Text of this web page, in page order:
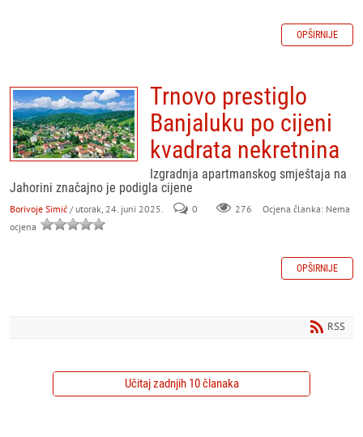
OPŠIRNIJE
Trnovo prestiglo
Banjaluku po cijeni
kvadrata nekretnina
Izgradnja apartmanskog smještaja na
Jahorini značajno je podigla cijene
Borivoje Simić / utorak, 24. juni 2025. 0 276
Ocjena članka: Nema
ocjena
OPŠIRNIJE
RSS
Učitaj zadnjih 10 članaka